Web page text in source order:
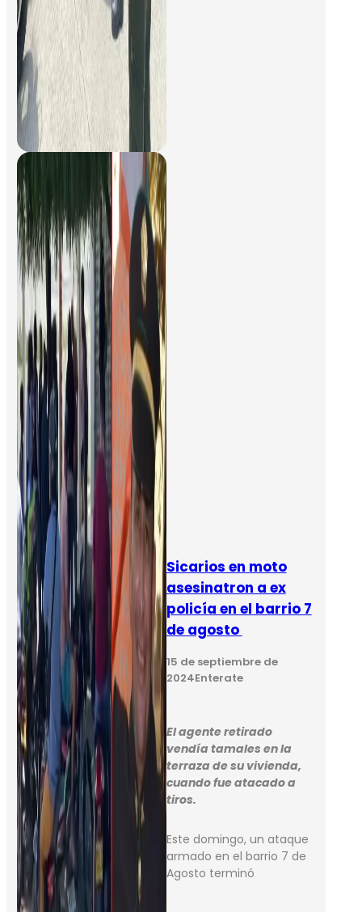
Sicarios en moto
asesinatron a ex
policía en el barrio 7
de agosto
15 de septiembre de
2024Enterate
El agente retirado
vendía tamales en la
terraza de su vivienda,
cuando fue atacado a
tiros.
Este domingo, un ataque
armado en el barrio 7 de
Agosto terminó